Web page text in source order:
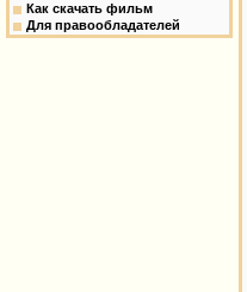
Как скачать фильм
Для правообладателей